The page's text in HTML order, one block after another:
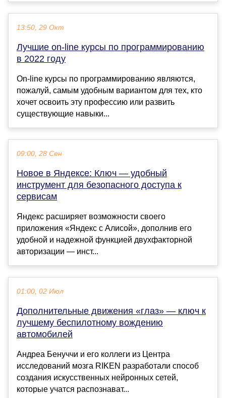
13:50, 29 Окт
Лучшие on-line курсы по программированию
в 2022 году
On-line курсы по программированию являются,
пожалуй, самым удобным вариантом для тех, кто
хочет освоить эту профессию или развить
существующие навыки...
09:00, 28 Сен
Новое в Яндексе: Ключ — удобный
инструмент для безопасного доступа к
сервисам
Яндекс расширяет возможности своего
приложения «Яндекс с Алисой», дополнив его
удобной и надежной функцией двухфакторной
авторизации — инст...
01:00, 02 Июл
Дополнительные движения «глаз» — ключ к
лучшему беспилотному вождению
автомобилей
Андреа Бенуччи и его коллеги из Центра
исследований мозга RIKEN разработали способ
создания искусственных нейронных сетей,
которые учатся распознават...